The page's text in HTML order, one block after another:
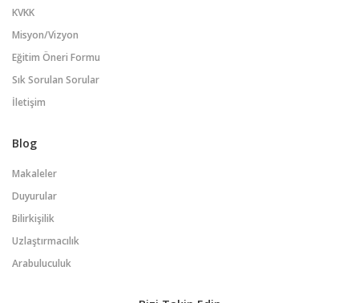
KVKK
Misyon/Vizyon
Eğitim Öneri Formu
Sık Sorulan Sorular
İletişim
Blog
Makaleler
Duyurular
Bilirkişilik
Uzlaştırmacılık
Arabuluculuk